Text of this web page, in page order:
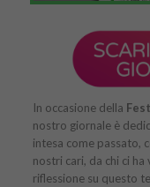
In occasione della
nostro giornale è
intesa come passato,
nostri cari, da chi ci
riflessione su questo